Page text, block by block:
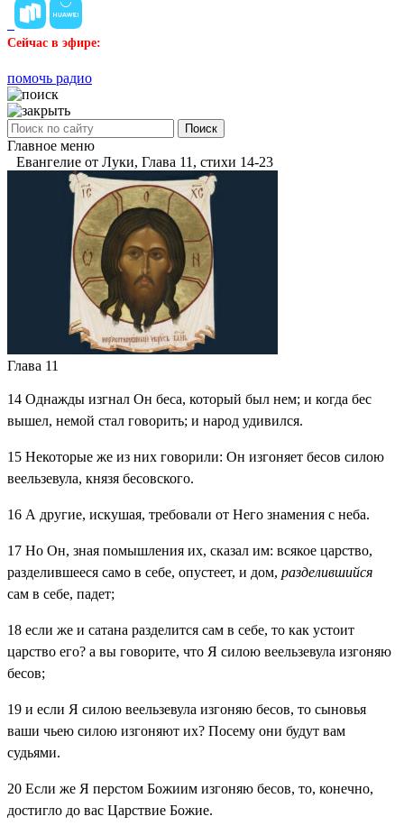
Сейчас в эфире:
помочь радио
Поиск
Главное меню
Евангелие от Луки, Глава 11, стихи 14-23
Глава 11
14 Однажды изгнал Он беса, который был нем; и когда бес
вышел, немой стал говорить; и народ удивился.
15 Некоторые же из них говорили: Он изгоняет бесов силою
веельзевула, князя бесовского.
16 А другие, искушая, требовали от Него знамения с неба.
17 Но Он, зная помышления их, сказал им: всякое царство,
разделившееся само в себе, опустеет, и дом, разделившийся
сам в себе, падет;
18 если же и сатана разделится сам в себе, то как устоит
царство его? а вы говорите, что Я силою веельзевула изгоняю
бесов;
19 и если Я силою веельзевула изгоняю бесов, то сыновья
ваши чьею силою изгоняют их? Посему они будут вам
судьями.
20 Если же Я перстом Божиим изгоняю бесов, то, конечно,
достигло до вас Царствие Божие.